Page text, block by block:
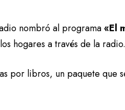
nombró al programa«El
hogares a través de la radio.
por libros, un paquete